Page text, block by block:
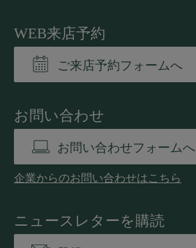
WEB来店予約
ご来店予約フォームへ
お問い合わせ
お問い合わせフォームへ
企業からのお問い合わせはこちら
ニュースレターを購読